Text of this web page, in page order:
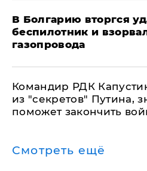
В Болгарию вторгся
беспилотник и
газопровода
Командир РДК
из "секретов" Путина,
поможет закончить
Смотреть ещё